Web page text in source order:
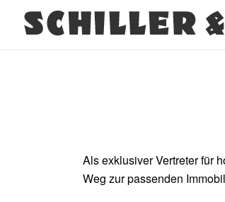
Als exklusiver Vertreter für
Weg zur passenden